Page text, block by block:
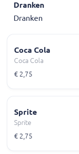
Dranken
Dranken
Coca Cola
Coca Cola
€ 2,75
Sprite
Sprite
€ 2,75